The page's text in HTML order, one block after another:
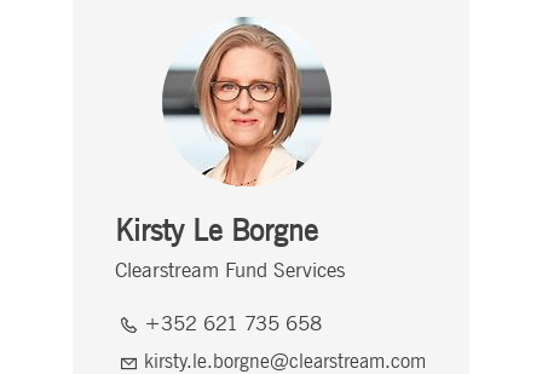
Kirsty Le Borgne
Clearstream Fund Services
+352 621 735 658
kirsty.le.borgne@clearstream.com